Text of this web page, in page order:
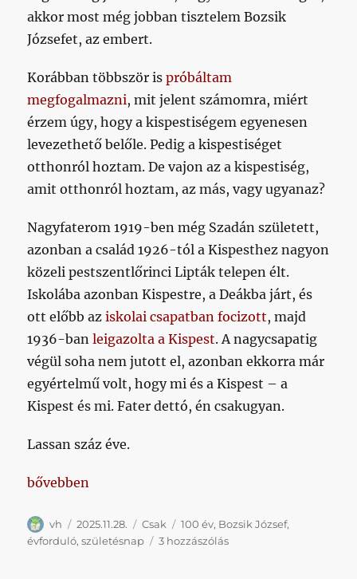
akkor most még jobban tisztelem Bozsik
Józsefet, az embert.
Korábban többször ispróbáltam
megfogalmazni, mit jelent számomra, miért
érzem úgy, hogy a kispestiségem egyenesen
levezethető belőle. Pedig a kispestiséget
otthonról hoztam. De vajon az a kispestiség,
amit otthonról hoztam, az más, vagy ugyanaz?
Nagyfaterom 1919-ben még Szadán született,
azonban a család 1926-tól a Kispesthez nagyon
közeli pestszentlőrinci Lipták telepen élt.
Iskolába azonban Kispestre, a Deákba járt, és
ott előbb aziskolai csapatban focizott, majd
1936-banleigazolta a Kispest. A nagycsapatig
végül soha nem jutott el, azonban ekkorra már
egyértelmű volt, hogy mi és a Kispest – a
Kispest és mi. Fater dettó, én csakugyan.
Lassan száz éve.
„Bozsik, az igazodási pont”
bővebben
Szerző
vh Közzétéve
2025.11.28. Kategória
Csak Címke
100 év, Bozsik József,
évforduló,születésnap 3 hozzászólásBozsik,